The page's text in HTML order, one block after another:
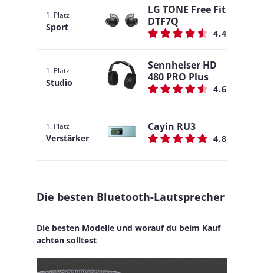
1. Platz
Sport
LG TONE Free Fit
DTF7Q
4.4
1. Platz
Studio
Sennheiser HD
480 PRO Plus
4.6
1. Platz
Verstärker
Cayin RU3
4.8
Die besten Bluetooth-Lautsprecher
Die besten Modelle und worauf du beim Kauf
achten solltest